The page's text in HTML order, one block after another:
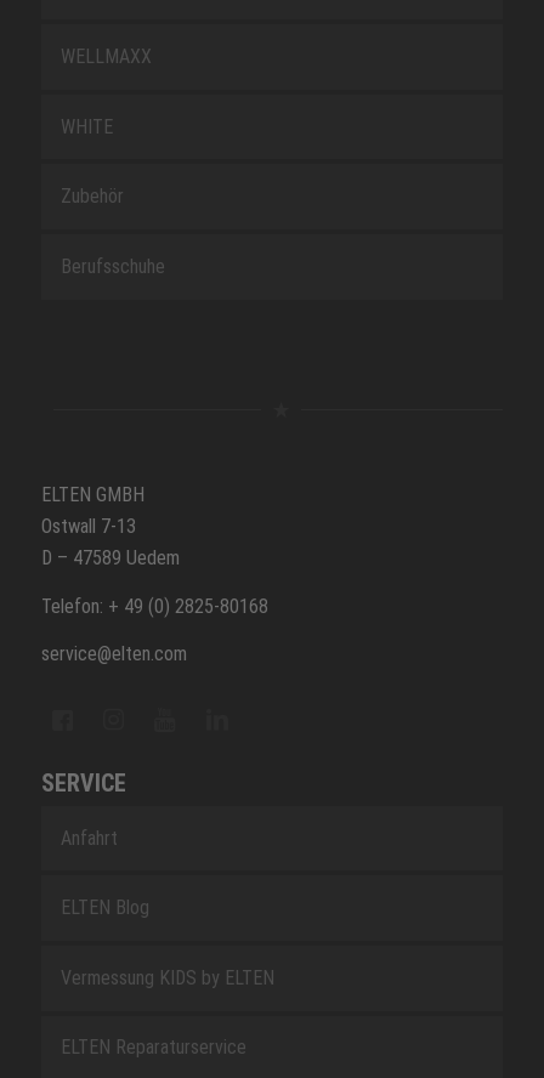
WELLMAXX
WHITE
Zubehör
Berufsschuhe
ELTEN GMBH
Ostwall 7-13
D – 47589 Uedem
Telefon: + 49 (0) 2825-80168
service@elten.com
SERVICE
Anfahrt
ELTEN Blog
Vermessung KIDS by ELTEN
ELTEN Reparaturservice